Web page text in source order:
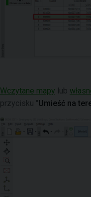
Wczytane mapy lub
przycisku "Umieść na